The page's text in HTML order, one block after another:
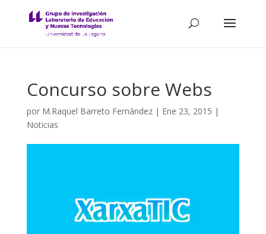
Concurso sobre Webs
por M.Raquel Barreto Fernández| Ene 23, 2015 |
Noticias